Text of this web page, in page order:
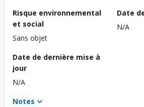
Risque environnemental
et social
Sans objet
Date
N/A
Date de dernière mise à
jour
N/A
Notes